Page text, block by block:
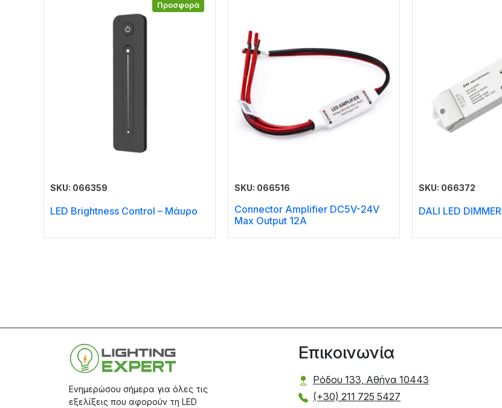
Προσφορά
SKU: 066359
LED Brightness Control – Μάυρο
SKU: 066516
Connector Amplifier DC5V-24V
Max Output 12A
SKU: 066372
DALI LED DIMMER
Ενημερώσου σήμερα για όλες τις
εξελίξεις που αφορούν τη LED
Επικοινωνία
Ρόδου 133, Αθήνα 10443
(+30) 211 725 5427